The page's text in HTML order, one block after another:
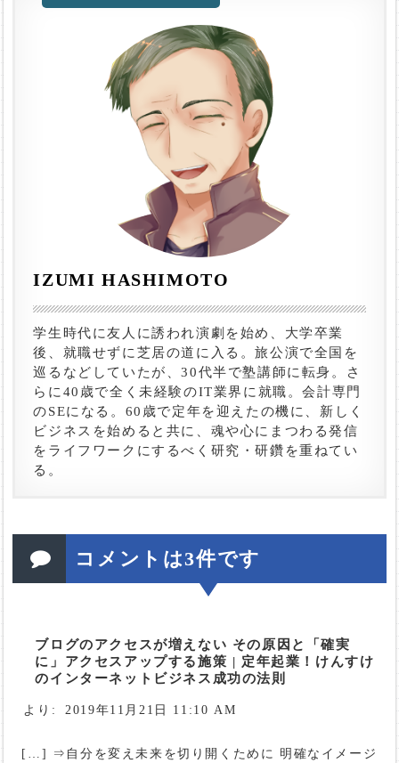
IZUMI HASHIMOTO
学生時代に友人に誘われ演劇を始め、大学卒業
後、就職せずに芝居の道に入る。旅公演で全国を
巡るなどしていたが、30代半で塾講師に転身。さ
らに40歳で全く未経験のIT業界に就職。会計専門
のSEになる。60歳で定年を迎えたの機に、新しく
ビジネスを始めると共に、魂や心にまつわる発信
をライフワークにするべく研究・研鑽を重ねてい
る。
コメントは3件です
ブログのアクセスが増えない その原因と「確実
に」アクセスアップする施策 | 定年起業！けんすけ
のインターネットビジネス成功の法則
より: 2019年11月21日 11:10 AM
[…] ⇒自分を変え未来を切り開くために 明確なイメージ